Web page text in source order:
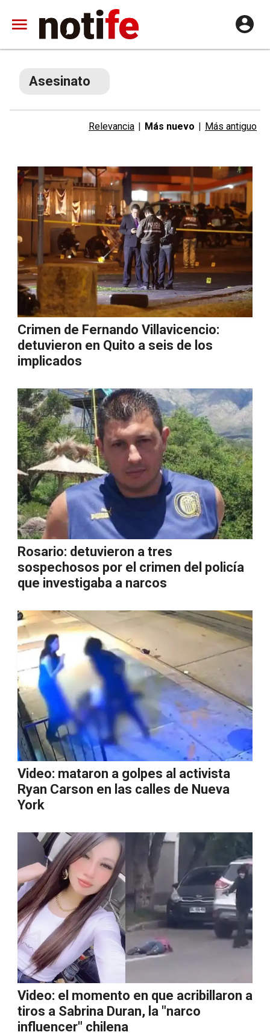
Asesinato
Relevancia | Más nuevo | Más antiguo
Crimen de Fernando Villavicencio:
detuvieron en Quito a seis de los
implicados
Rosario: detuvieron a tres
sospechosos por el crimen del policía
que investigaba a narcos
Video: mataron a golpes al activista
Ryan Carson en las calles de Nueva
York
Video: el momento en que acribillaron a
tiros a Sabrina Duran, la "narco
influencer" chilena